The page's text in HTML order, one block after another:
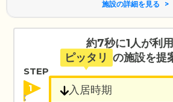
施設の詳細を見る
約7秒に1人が利用
ピッタリ の施設を提
STEP
1